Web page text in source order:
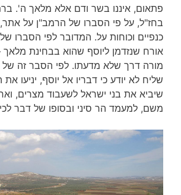
פתאום, איננו בשר ודם אלא מלאך ה'.
בחז"ל, על פי הסברו של הרמב"ן על אתר,
כנפיים וכוחות על. המדובר לפי הסברו
אורח שנזדמן ליוסף שהוא בבחינת מלאך
מורה דרך שלא מדעתו. לפי הסבר זה של
שליח לא יודע כי דבריו אל יוסף, יניעו
שיביא את בני ישראל לשעבוד מצרים,
משם, למעמד הר סיני ובסופו של דבר